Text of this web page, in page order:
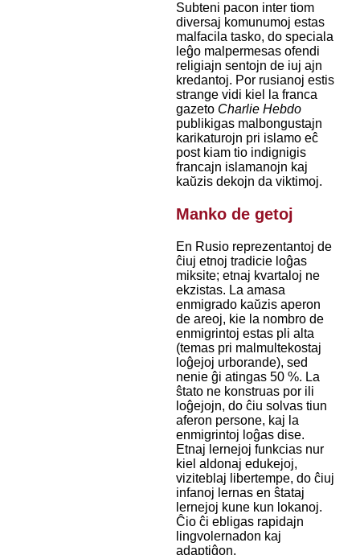
Subteni pacon inter tiom
diversaj komunumoj estas
malfacila tasko, do speciala
leĝo malpermesas ofendi
religiajn sentojn de iuj ajn
kredantoj. Por rusianoj estis
strange vidi kiel la franca
gazeto Charlie Hebdo
publikigas malbongustajn
karikaturojn pri islamo eĉ
post kiam tio indignigis
francajn islamanojn kaj
kaŭzis dekojn da viktimoj.
Manko de getoj
En Rusio reprezentantoj de
ĉiuj etnoj tradicie loĝas
miksite; etnaj kvartaloj ne
ekzistas. La amasa
enmigrado kaŭzis aperon
de areoj, kie la nombro de
enmigrintoj estas pli alta
(temas pri malmultekostaj
loĝejoj urborande), sed
nenie ĝi atingas 50 %. La
ŝtato ne konstruas por ili
loĝejojn, do ĉiu solvas tiun
aferon persone, kaj la
enmigrintoj loĝas dise.
Etnaj lernejoj funkcias nur
kiel aldonaj edukejoj,
viziteblaj libertempe, do ĉiuj
infanoj lernas en ŝtataj
lernejoj kune kun lokanoj.
Ĉio ĉi ebligas rapidajn
lingvolernadon kaj
adaptiĝon.